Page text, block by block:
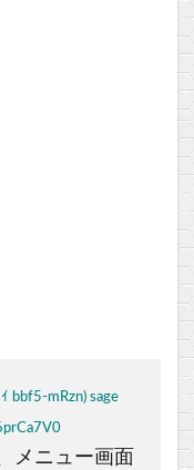
bbf5-mRzn) sage
メニュー画面